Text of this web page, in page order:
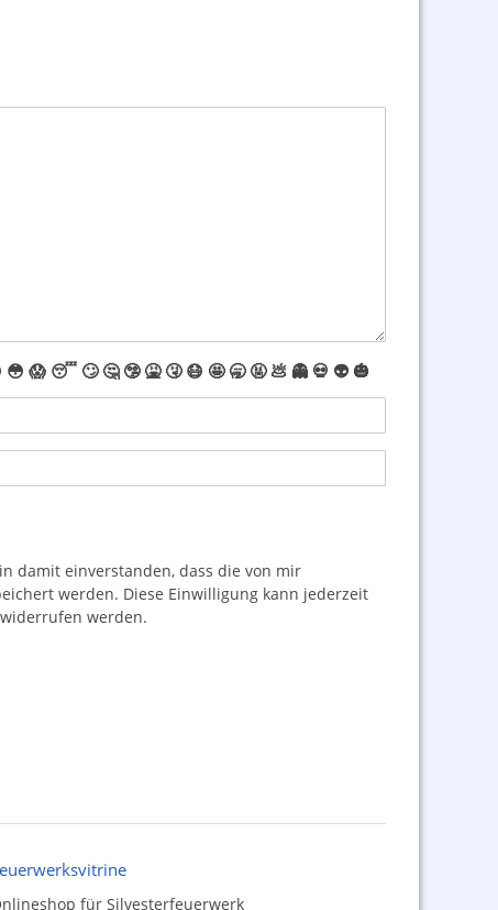
😳 😱 😴 🙄 🤔 🤥 🤮 🤧 😷 🤩 🥱 🤬 💩 👻 💀 👽 🎃
damit einverstanden, dass die von mir
werden. Diese Einwilligung kann jederzeit
widerrufen werden.
für Silvesterfeuerwerk